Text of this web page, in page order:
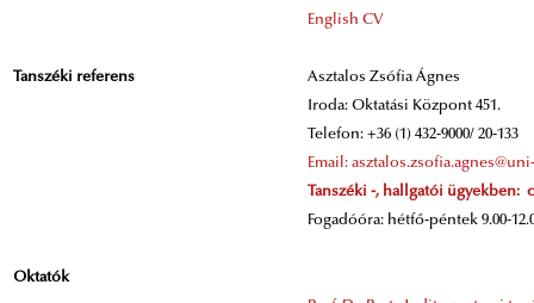
English CV
Tanszéki referens
Asztalos Zsófia Ágnes
Iroda: Oktatási Központ 451.
Telefon: +36 (1) 432-9000/ 20-133
Email:
Tanszéki -, hallgatói ügyekben:
Fogadóóra: hétfő-péntek 9.00-
Oktatók